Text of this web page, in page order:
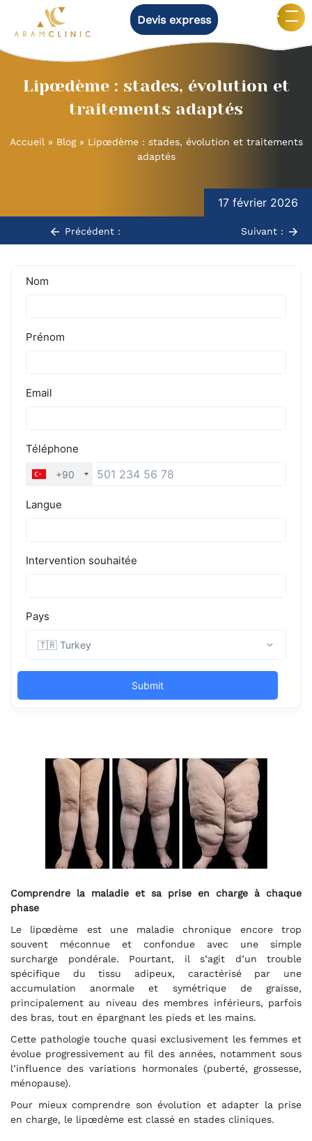
Devis express
Lipœdème : stades, évolution et
traitements adaptés
Accueil » Blog» Lipœdème : stades, évolution et traitements
adaptés
17 février 2026
l’articlePrécédent : Suivant :
Comprendre la maladie et sa prise en charge à chaque
phase
Le lipœdème est une maladie chronique encore trop
souvent méconnue et confondue avec une simple
surcharge pondérale. Pourtant, il s’agit d’un trouble
spécifique du tissu adipeux, caractérisé par une
accumulation anormale et symétrique de graisse,
principalement au niveau des membres inférieurs, parfois
des bras, tout en épargnant les pieds et les mains.
Cette pathologie touche quasi exclusivement les femmes et
évolue progressivement au fil des années, notamment sous
l’influence des variations hormonales (puberté, grossesse,
ménopause).
Pour mieux comprendre son évolution et adapter la prise
en charge, le lipœdème est classé en stades cliniques.